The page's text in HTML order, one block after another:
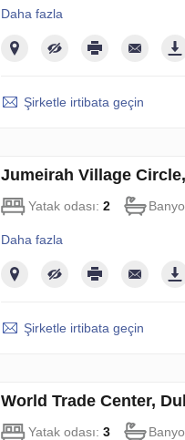
Daha fazla
Şirketle irtibata geçin
Jumeirah Village
Yatak odası: 2
Daha fazla
Şirketle irtibata geçin
World Trade Center,
Yatak odası: 3